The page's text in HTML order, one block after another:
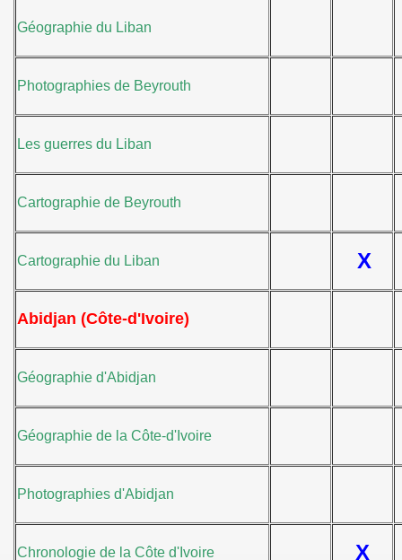
Géographie du Liban
Photographies de Beyrouth
Les guerres du Liban
Cartographie de Beyrouth
Cartographie du Liban X
Abidjan (Côte-d'Ivoire)
Géographie d'Abidjan
Géographie de la Côte-d'Ivoire
Photographies d'Abidjan
Chronologie de la Côte d'Ivoire X